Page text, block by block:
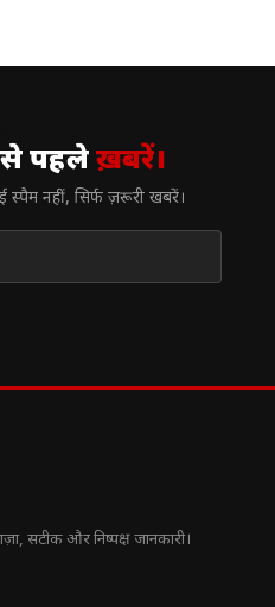
पहलेख़बरें।
नहीं, सिर्फ ज़रूरी खबरें।
सटीक और निष्पक्ष जानकारी।